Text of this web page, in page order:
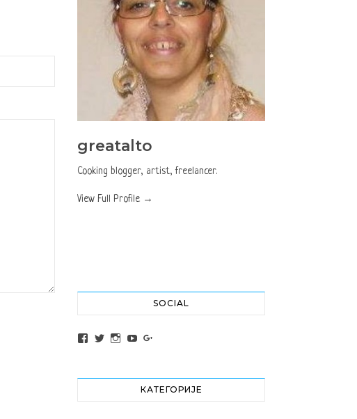
greatalto
Cooking blogger, artist, freelancer.
View Full Profile →
SOCIAL
View altochef’s profile on Facebook
View jovancica73’s profile on Twitter
View jovancica73’s profile on Instagram
View jovancica73’s profile on YouTube
КАТЕГОРИЈЕ